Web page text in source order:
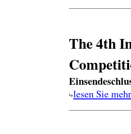
The 4th
lesen Sie mehr